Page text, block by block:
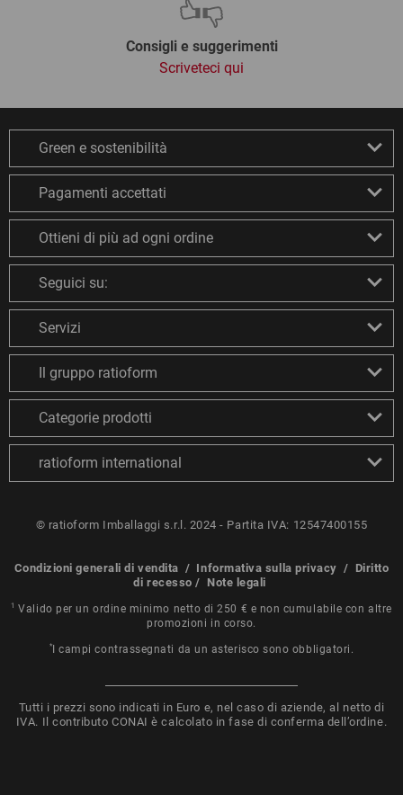
Consigli e suggerimenti
Scriveteci qui
Green e sostenibilità
Pagamenti accettati
Ottieni di più ad ogni ordine
Seguici su:
Servizi
Il gruppo ratioform
Categorie prodotti
ratioform international
© ratioform Imballaggi s.r.l. 2024 - Partita IVA: 12547400155
Condizioni generali di vendita / Informativa sulla privacy / Diritto
di recesso / Note legali
1Valido per un ordine minimo netto di 250 € e non cumulabile con altre
promozioni in corso.
*I campi contrassegnati da un asterisco sono obbligatori.
Tutti i prezzi sono indicati in Euro e, nel caso di aziende, al netto di
IVA. Il contributo CONAI è calcolato in fase di conferma dell’ordine.